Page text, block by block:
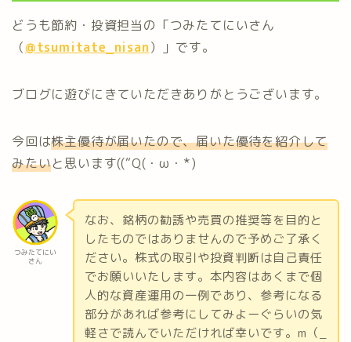
どうも節約・投資担当の「つみたてにいさん
（@tsumitate_nisan）」です。
ブログに遊びにきていただきありがとうございます。
今回は株主優待が届いたので、届いた優待を紹介して
みたいと思います((“Q(・ω・*)
つみたてにい
さん
なお、銘柄の勧誘や売買の推奨等を目的と
したものではありませんので予めご了承く
ださい。株式の取引や投資判断は自己責任
でお願いいたします。本内容はあくまで個
人的な資産運用の一例であり、参考になる
部分があれば参考にしてみよーぐらいの気
軽さで読んでいただければ幸いです。m（_